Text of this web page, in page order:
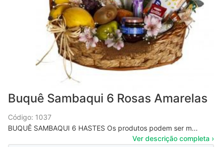
Buquê Sambaqui 6 Rosas Amarelas
Código: 1037
BUQUÊ SAMBAQUI 6 HASTES Os produtos podem ser m...
Ver descrição completa ›